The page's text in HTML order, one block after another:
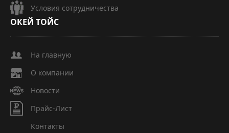
Условия сотрудничества
ОКЕЙ ТОЙС
На главную
О компании
Новости
Прайс-Лист
Контакты